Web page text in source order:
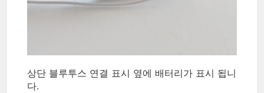
상단 블루투스 연결 표시 옆에 배터리가 표시 됩니
다.